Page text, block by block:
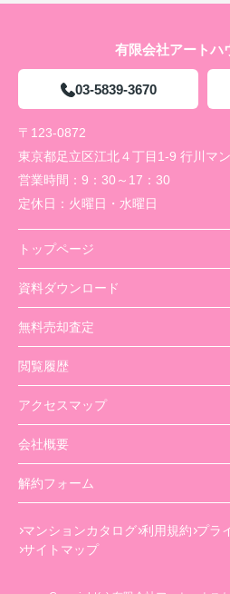
有限会社アートハ
03-5839-3670
〒123-0872
東京都足立区江北４丁目1-9 行川マ
営業時間： 9：30～17：30
定休日： 火曜日・水曜日
トップページ
資料ダウンロード
無料売却査定
閲覧履歴
アクセスマップ
会社概要
解約フォーム
マンションカタログ 利用規約 プラ
サイトマップ